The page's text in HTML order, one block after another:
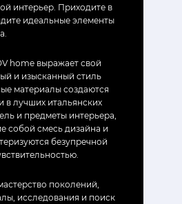
интерьер. Приходите в
идеальные элементы
home выражает свой
и изысканный стиль
материалы создаются
в лучших итальянских
и предметы интерьера,
собой смесь дизайна и
безупречной
поколений,
исследования и поиск